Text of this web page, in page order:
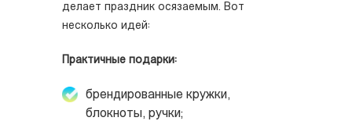
делает праздник осязаемым. Вот
несколько идей:
Практичные подарки:
брендированные кружки,
блокноты, ручки;